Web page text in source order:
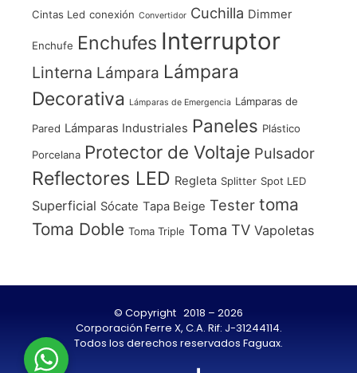
Cintas Led conexión Convertidor Cuchilla Dimmer
Enchufe Enchufes Interruptor
Linterna Lámpara Lámpara
Decorativa
Lámparas de Emergencia Lámparas de
Pared Lámparas Industriales Paneles Plástico
Porcelana Protector de Voltaje Pulsador
Reflectores LED Regleta Splitter Spot LED
Superficial Sócate Tapa Beige Tester toma
Toma Doble Toma Triple Toma TV Vapoletas
© Copyright 2018 – 2026
Corporación Ferre X, C.A. Rif: J-31244114.
Todos los derechos reservados Faguax.